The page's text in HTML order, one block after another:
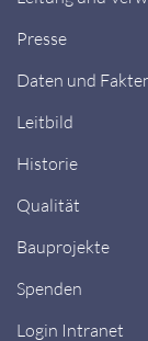
Presse
Daten und
Leitbild
Historie
Qualität
Bauprojekte
Spenden
Login Intranet